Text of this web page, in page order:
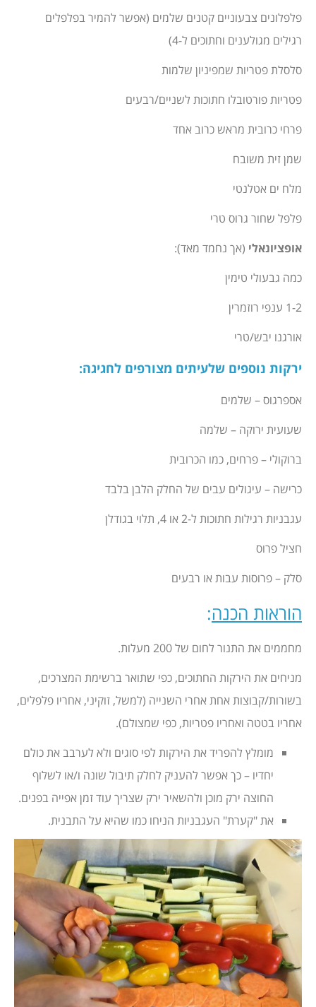
פלפלונים צבעוניים קטנים שלמים (אפשר להמיר בפלפלים
רגילים מגולענים וחתוכים ל-4)
סלסלת פטריות שמפיניון שלמות
פטריות פורטובלו חתוכות לשניים/רבעים
פרחי כרובית מראש כרוב אחד
שמן זית משובח
מלח ים אטלנטי
פלפל שחור גרוס טרי
אופציונאלי (אך נחמד מאד):
כמה גבעולי טימין
1-2 ענפי רוזמרין
אורגנו יבש/טרי
ירקות נוספים שלעיתים מצורפים לחגיגה:
אספרגוס – שלמים
שעועית ירוקה – שלמה
ברוקולי – פרחים, כמו הכרובית
כרישה – עיגולים עבים של החלק הלבן בלבד
עגבניות רגילות חתוכות ל-2 או 4, תלוי בגודלן
חציל פרוס
סלק – פרוסות עבות או רבעים
הוראות הכנה:
מחממים את התנור לחום של 200 מעלות.
מניחים את הירקות החתוכים, כפי שתואר ברשימת המצרכים,
בשורות/קבוצות אחת אחרי השנייה (למשל, זוקיני, אחריו פלפלים,
אחריו בטטה ואחריו פטריות, כפי שמצולם).
מומלץ להפריד את הירקות לפי סוגים ולא לערבב את כולם
יחדיו – כך אפשר להעניק לחלק תיבול שונה ו/או לשלוף
החוצה ירק מוכן ולהשאיר ירק שצריך עוד זמן אפייה בפנים.
את "קערת" העגבניות הניחו כמו שהיא על התבנית.